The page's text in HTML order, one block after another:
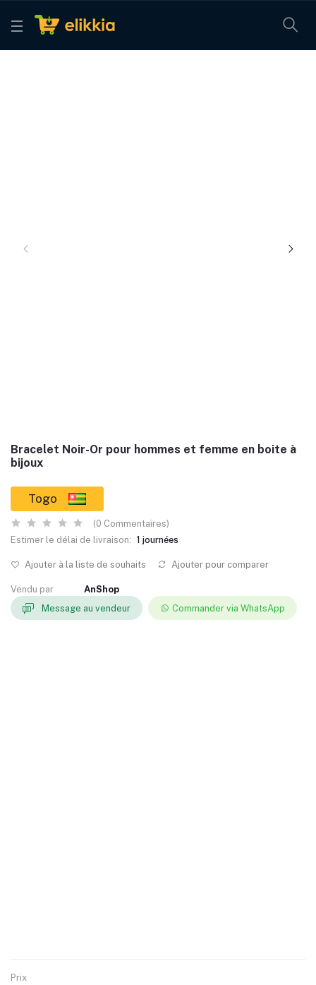
Bracelet Noir-Or pour hommes et femme en boite à
bijoux
Togo
(0 Commentaires)
Estimer le délai de livraison: 1 journées
Ajouter à la liste de souhaits Ajouter pour comparer
Vendu par
AnShop
Message au vendeur
Commander via WhatsApp
Prix